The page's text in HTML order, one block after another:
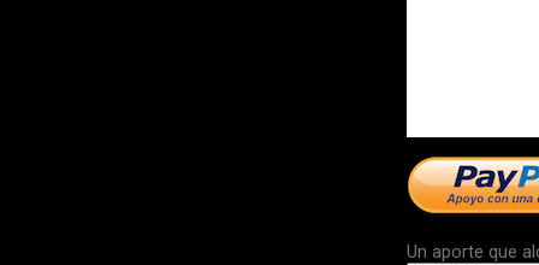
Un aporte que